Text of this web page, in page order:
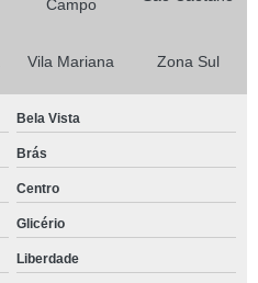
Campo
Vila Mariana Zona Sul
Bela Vista
Brás
Centro
Glicério
Liberdade